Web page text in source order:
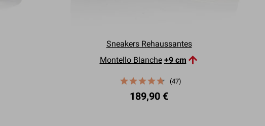
Sneakers Rehaussantes
Montello Blanche +9 cm
(47)
189,90 €